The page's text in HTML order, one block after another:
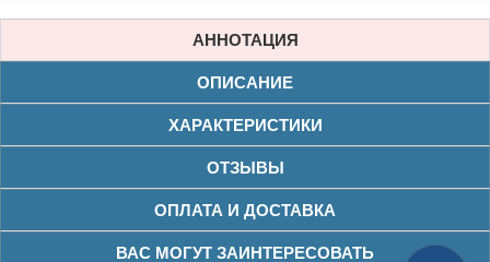
АННОТАЦИЯ
ОПИСАНИЕ
ХАРАКТЕРИСТИКИ
ОТЗЫВЫ
ОПЛАТА И ДОСТАВКА
ВАС МОГУТ ЗАИНТЕРЕСОВАТЬ